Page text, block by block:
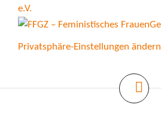
Privatsphäre-Einstellungen ändern